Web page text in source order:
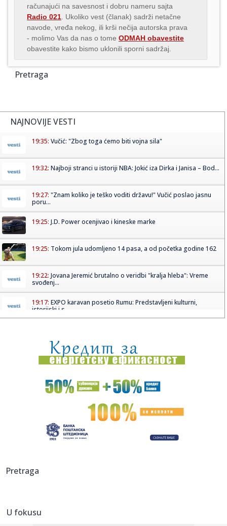
računajući na savesnost i dobru nameru sajta
Radio 021 . Ukoliko vest (članak) sadrži netačne
navode, vređa nekog, ili krši nečija autorska prava
- molimo Vas da nas o tome ODMAH obavestite
obavestite kako bismo uklonili sporni sadržaj.
Pretraga
NAJNOVIJE VESTI
19:35: Vučić: "Zbog toga ćemo biti vojna sila"
19:32: Najboji stranci u istoriji NBA: Jokić iza Dirka i Janisa – Bod...
19:27: "Znam koliko je teško voditi državu!" Vučić poslao jasnu
poru...
19:25: J.D. Power ocenjivao i kineske marke
19:25: Tokom jula udomljeno 14 pasa, a od početka godine 162
19:22: Jovana Jeremić brutalno o veridbi "kralja hleba": Vreme
svođenj...
19:17: EXPO karavan posetio Rumu: Predstavljeni kulturni,
istorijski i s...
19:08:Blagojević zaustavio favorita iz Moskve
19:08:Zvezdi pred očima Pazar, u mislima Hapoel
Vučić: Srbija na dobrom putu, prva po rastu BDP-a u Evropi
19:07:STANKOVIĆ PROMEŠAO KARTE PRED HAPOEL: Enem dobio
Deliblatskoj pe...
19:03:
Pretraga
U fokusu